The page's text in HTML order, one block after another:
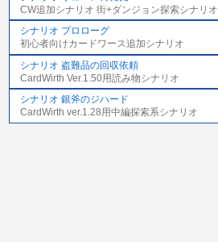
CW追加シナリオ 街+ダンジョン探索シナリオ
シナリオ プロローグ
初心者向けカードワース追加シナリオ
シナリオ 盗難品の回収依頼
CardWirth Ver.1.50用読み物シナリオ
シナリオ 銀斧のジハード
CardWirth ver.1.28用中編探索系シナリオ